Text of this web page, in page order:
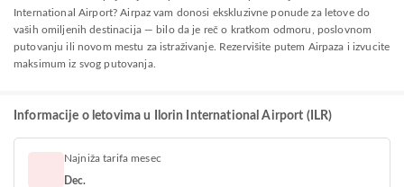
International Airport? Airpaz vam donosi ekskluzivne ponude za letove do
vaših omiljenih destinacija — bilo da je reč o kratkom odmoru, poslovnom
putovanju ili novom mestu za istraživanje. Rezervišite putem Airpaza i izvucite
maksimum iz svog putovanja.
Informacije o letovima u Ilorin International Airport (ILR)
Najniža tarifa mesec
Dec.